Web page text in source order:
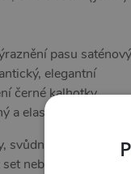
pasu
elegantní
černé kalhotky
a elastický materiál
svůdné chvíle ve
nebo decentní